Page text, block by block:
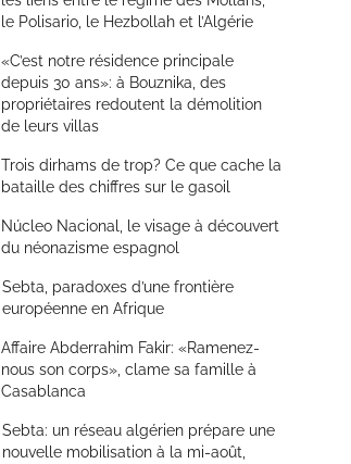
le Polisario, le Hezbollah et l’Algérie
«C’est notre résidence principale
depuis 30 ans»: à Bouznika, des
propriétaires redoutent la démolition
de leurs villas
Trois dirhams de trop? Ce que cache la
bataille des chiffres sur le gasoil
Núcleo Nacional, le visage à découvert
du néonazisme espagnol
Sebta, paradoxes d’une frontière
européenne en Afrique
Affaire Abderrahim Fakir: «Ramenez-
nous son corps», clame sa famille à
Casablanca
Sebta: un réseau algérien prépare une
nouvelle mobilisation à la mi-août,